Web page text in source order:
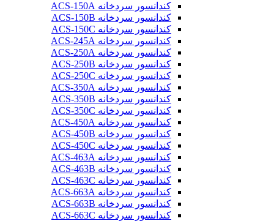
کندانسور سردخانه ACS-150A
کندانسور سردخانه ACS-150B
کندانسور سردخانه ACS-150C
کندانسور سردخانه ACS-245A
کندانسور سردخانه ACS-250A
کندانسور سردخانه ACS-250B
کندانسور سردخانه ACS-250C
کندانسور سردخانه ACS-350A
کندانسور سردخانه ACS-350B
کندانسور سردخانه ACS-350C
کندانسور سردخانه ACS-450A
کندانسور سردخانه ACS-450B
کندانسور سردخانه ACS-450C
کندانسور سردخانه ACS-463A
کندانسور سردخانه ACS-463B
کندانسور سردخانه ACS-463C
کندانسور سردخانه ACS-663A
کندانسور سردخانه ACS-663B
کندانسور سردخانه ACS-663C